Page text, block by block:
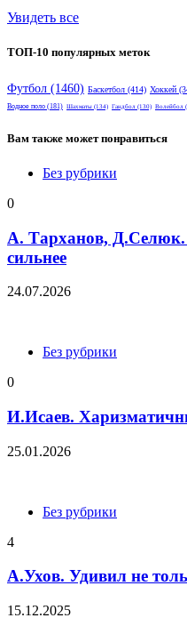
Увидеть все
ТОП-10 популярных меток
Футбол (1460) Баскетбол (414) Хоккей
Водное поло (181) Шахматы (134) Гандбол (130) Волейбол
Вам также может понравиться
Без рубрики
0
А. Тарханов, Д.Селюк.
сильнее
24.07.2026
Без рубрики
0
И.Исаев.
25.01.2026
Без рубрики
4
А.Ухов. Удивил не
15.12.2025